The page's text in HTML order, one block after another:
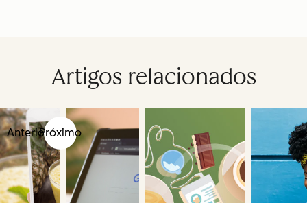
Artigos relacionados
AnteriorPróximo